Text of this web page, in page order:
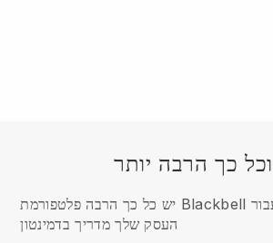
יש כל כך הרבה פלטפורמת Blackbell יכול לעשות עבור
העסק שלך מדריך בדמינטון